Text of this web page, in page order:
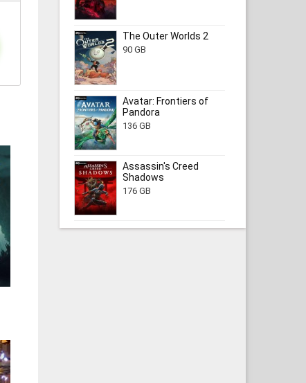
The Outer Worlds 2
90 GB
Avatar: Frontiers of
Pandora
136 GB
Assassin's Creed
Shadows
176 GB